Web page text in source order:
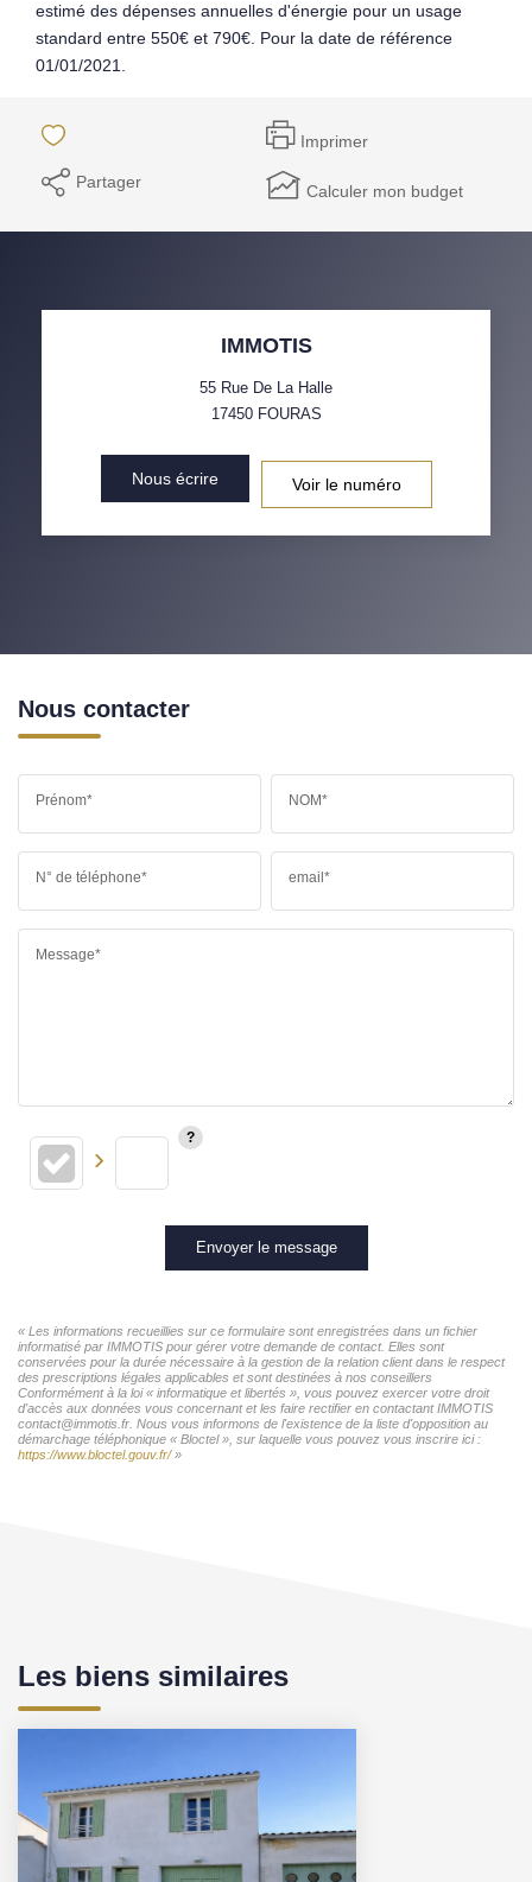
estimé des dépenses annuelles d'énergie pour un usage
standard entre 550€ et 790€. Pour la date de référence
01/01/2021.
Imprimer
Partager Calculer mon budget
IMMOTIS
55 Rue De La Halle
17450 FOURAS
Nous écrire Voir le numéro
Nous contacter
Prénom* NOM*
N° de téléphone* email*
Message*
Envoyer le message
« Les informations recueillies sur ce formulaire sont enregistrées dans un fichier
informatisé par IMMOTIS pour gérer votre demande de contact. Elles sont
conservées pour la durée nécessaire à la gestion de la relation client dans le respect
des prescriptions légales applicables et sont destinées à nos conseillers
Conformément à la loi « informatique et libertés », vous pouvez exercer votre droit
d'accès aux données vous concernant et les faire rectifier en contactant IMMOTIS
contact@immotis.fr. Nous vous informons de l'existence de la liste d'opposition au
démarchage téléphonique « Bloctel », sur laquelle vous pouvez vous inscrire ici :
https://www.bloctel.gouv.fr/»
Les biens similaires